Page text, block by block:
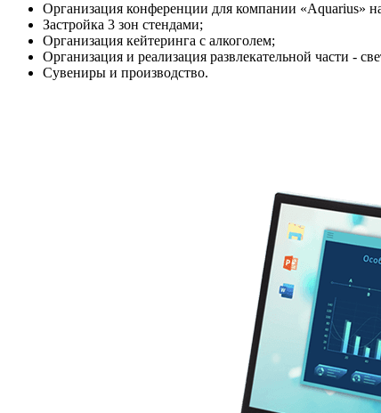
Организация конференции для компании «Aquarius»
Застройка 3 зон стендами;
Организация кейтеринга с алкоголем;
Организация и реализация развлекательной части -
Сувениры и производство.